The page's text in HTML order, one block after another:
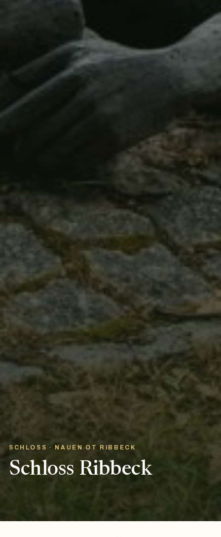
SCHLOSS · NAUEN OT RIBBECK
Schloss Ribbeck